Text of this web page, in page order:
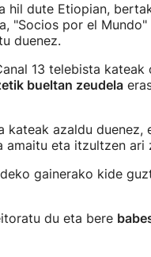
hil dute Etiopian,
"Socios por el Mundo"
duenez.
13 telebista kateak
bueltan zeudela
kateak azaldu duenez,
amaitu eta itzultzen ari
gainerako kide
du eta bere